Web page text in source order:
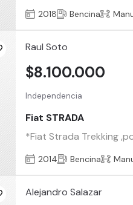
2018 Bencina
Raul Soto
Independencia
Fiat STRADA
*Fiat Strada Trekking
$8.100.000
2014 Bencina
Alejandro Salazar